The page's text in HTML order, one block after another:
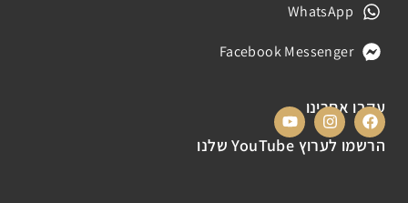
WhatsApp
Facebook Messenger
עקבו אחרינו
הרשמו לערוץ YouTube שלנו